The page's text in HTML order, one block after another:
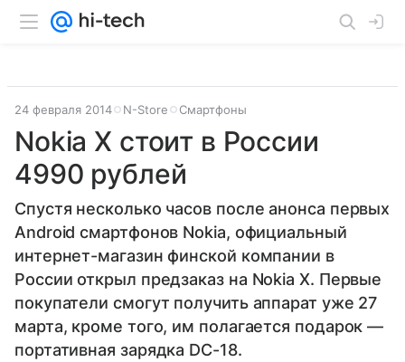
24 февраля 2014 N-Store Смартфоны
Nokia X стоит в России
4990 рублей
Спустя несколько часов после анонса первых
Android смартфонов Nokia, официальный
интернет-магазин финской компании в
России открыл предзаказ на Nokia X. Первые
покупатели смогут получить аппарат уже 27
марта, кроме того, им полагается подарок —
портативная зарядка DC-18.